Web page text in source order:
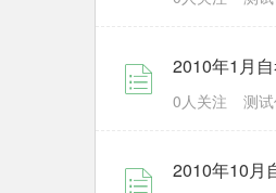
2010年1月
0人关注 测
2010年10月